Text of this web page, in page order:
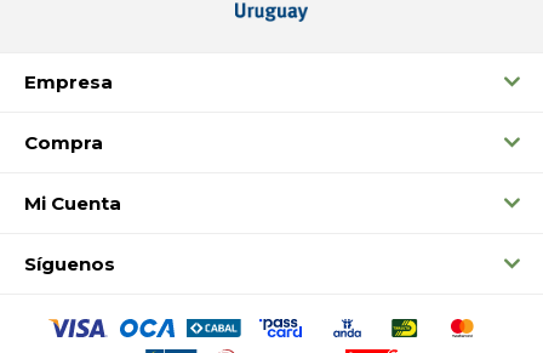
Empresa
Compra
Mi Cuenta
Síguenos